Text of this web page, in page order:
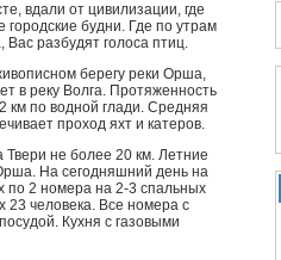
вдали от цивилизации, где
городские будни. Где по утрам
Вас разбудят голоса птиц.
берегу реки Орша,
в реку Волга. Протяженность
км по водной глади. Средняя
проход яхт и катеров.
Твери не более 20 км. Летние
На сегодняшний день на
по 2 номера на 2-3 спальных
23 человека. Все номера с
Кухня с газовыми